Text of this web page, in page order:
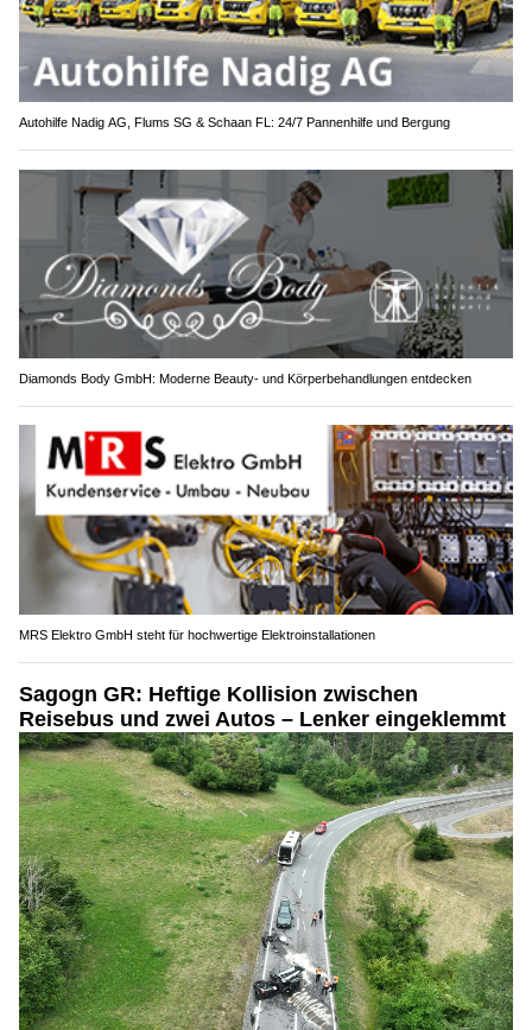
Autohilfe Nadig AG, Flums SG & Schaan FL: 24/7 Pannenhilfe und Bergung
Diamonds Body GmbH: Moderne Beauty- und Körperbehandlungen entdecken
MRS Elektro GmbH steht für hochwertige Elektroinstallationen
Sagogn GR: Heftige Kollision zwischen
Reisebus und zwei Autos – Lenker eingeklemmt